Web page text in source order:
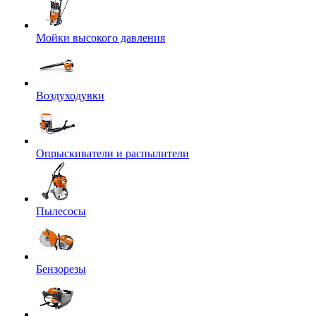
Мойки высокого давления
Воздуходувки
Опрыскиватели и распылители
Пылесосы
Бензорезы